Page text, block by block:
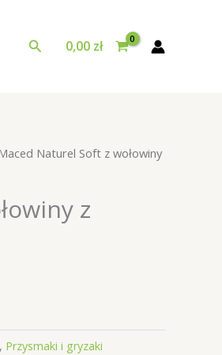
Szukaj0,00 zł
Naturel Soft z wołowiny
z
, Przysmaki i gryzaki